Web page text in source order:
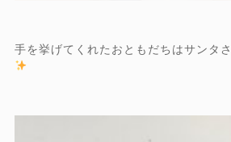
手を挙げてくれたおともだちはサンタ